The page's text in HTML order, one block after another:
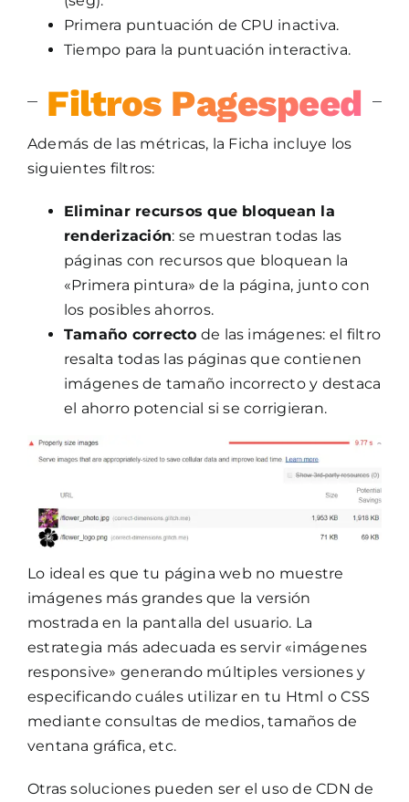
Primera puntuación de CPU inactiva.
Tiempo para la puntuación interactiva.
Filtros Pagespeed
Además de las métricas, la Ficha incluye los
siguientes filtros:
Eliminar recursos que bloquean la
renderización: se muestran todas las
páginas con recursos que bloquean la
«Primera pintura» de la página, junto con
los posibles ahorros.
Tamaño correcto de las imágenes: el filtro
resalta todas las páginas que contienen
imágenes de tamaño incorrecto y destaca
el ahorro potencial si se corrigieran.
Lo ideal es que tu página web no muestre
imágenes más grandes que la versión
mostrada en la pantalla del usuario. La
estrategia más adecuada es servir «imágenes
responsive» generando múltiples versiones y
especificando cuáles utilizar en tu Html o CSS
mediante consultas de medios, tamaños de
ventana gráfica, etc.
Otras soluciones pueden ser el uso de CDN de